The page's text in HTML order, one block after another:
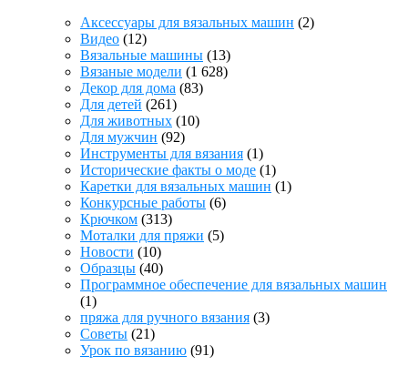
Аксессуары для вязальных машин (2)
Видео (12)
Вязальные машины (13)
Вязаные модели (1 628)
Декор для дома (83)
Для детей (261)
Для животных (10)
Для мужчин (92)
Инструменты для вязания (1)
Исторические факты о моде (1)
Каретки для вязальных машин (1)
Конкурсные работы (6)
Крючком (313)
Моталки для пряжи (5)
Новости (10)
Образцы (40)
Программное обеспечение для вязальных машин
(1)
пряжа для ручного вязания (3)
Советы (21)
Урок по вязанию (91)